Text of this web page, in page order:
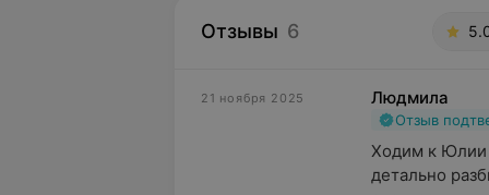
Отзывы 6
21 ноября 2025 Людмила
Отзыв
Ходим к Юлии
детально